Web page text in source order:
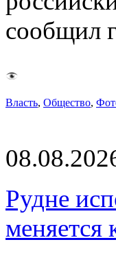
сообщил
Власть, Общество,
Рудне